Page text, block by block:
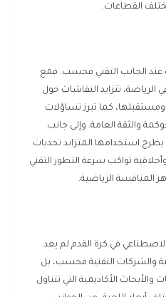
القطاعات.
عند الجانب التقني فحسب. فمع
تتزايد النقاشات حول
ومستقبلها، كما تبرز تساؤلات
والثقة العامة. وإلى جانب
يطرح استخدامها المتزايد تحديات
تواكب سرعة التطور التقني
المنافسة الرياضية.
الاصطناعي في كرة القدم لم يعد
والشركات التقنية فحسب، بل
الأكاديمية التي تتناول